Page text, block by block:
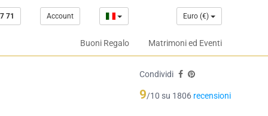
71 Account Euro (€)
Buoni Regalo Matrimoni ed Eventi
Condividi
9/10 su 1806 recensioni